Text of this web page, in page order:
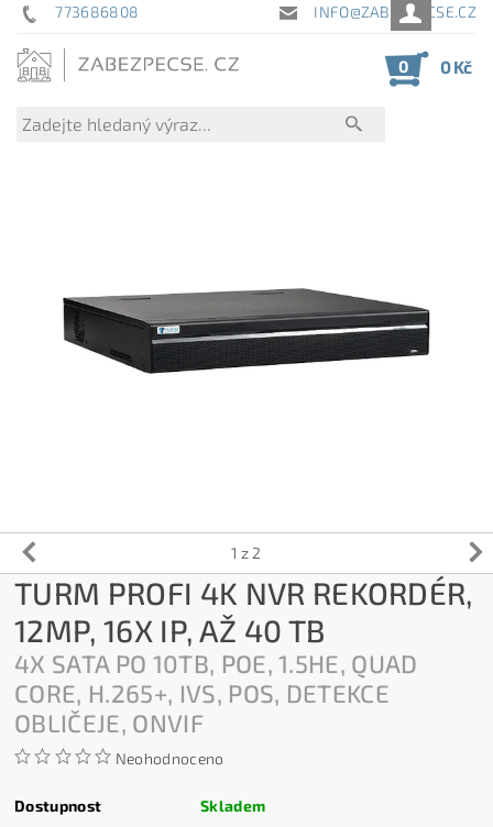
773686808 INFO@ZABEZPECSE.CZ
0 0 Kč
1 z 2
TURM PROFI 4K NVR REKORDÉR,
12MP, 16X IP, AŽ 40 TB
4X SATA PO 10TB, POE, 1.5HE, QUAD
CORE, H.265+, IVS, POS, DETEKCE
OBLIČEJE, ONVIF
Neohodnoceno
Dostupnost Skladem